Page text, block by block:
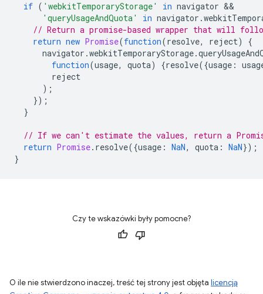
if ( 'webkitTemporaryStorage' in navigator
'queryUsageAndQuota'
in navigator .
// Return a promise-based wrapper that will
return new Promise(function(resolve, reject)
{
navigator .webkitTemporaryStorage.
function(usage, quota) {resolve({usage :
reject
);
});
}
// If we can't estimate the values, return a
return Promise. resolve({usage : NaN, quota : NaN});
}
Czy te wskazówki były pomocne?
O ile nie stwierdzono inaczej, treść tej strony jest objęta licencją